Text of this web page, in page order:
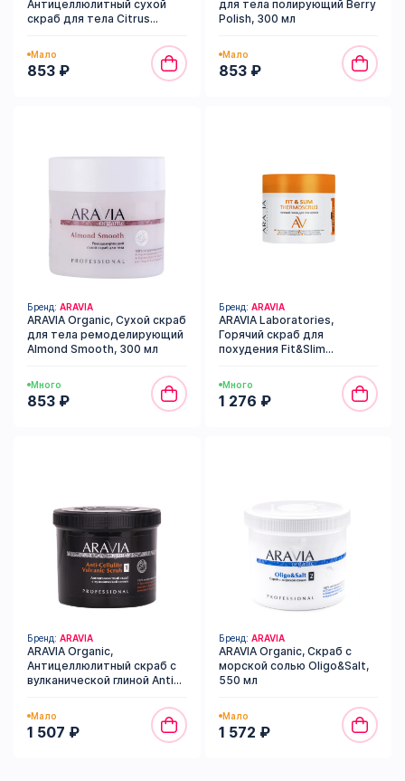
Антицеллюлитный сухой
скраб для тела Citrus
Мало
853 ₽
для тела полирующий Berry
Polish, 300 мл
Мало
853 ₽
Бренд: ARAVIA
ARAVIA Organic, Сухой скраб
для тела ремоделирующий
Almond Smooth, 300 мл
Много
853 ₽
Бренд: ARAVIA
ARAVIA Laboratories,
Горячий скраб для
похудения Fit&Slim
Много
1 276 ₽
Бренд: ARAVIA
ARAVIA Organic,
Антицеллюлитный скраб с
вулканической глиной Anti-
Мало
1 507 ₽
Бренд: ARAVIA
ARAVIA Organic, Скраб с
морской солью Oligo&Salt,
550 мл
Мало
1 572 ₽